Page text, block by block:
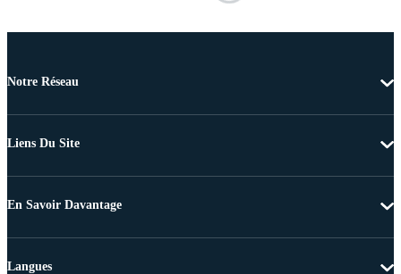
Notre Réseau
Liens Du Site
En Savoir Davantage
Langues